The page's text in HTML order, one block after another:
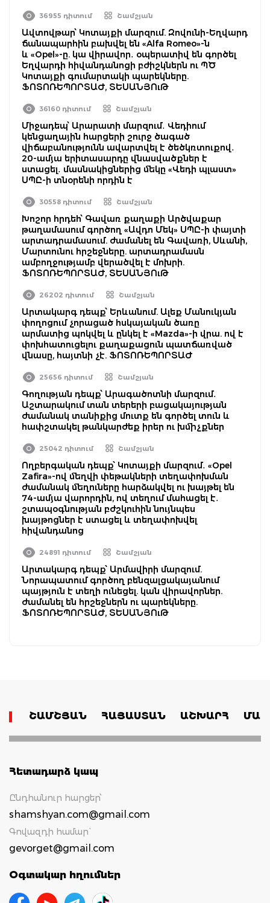
36955 դիտում Շամշյան
Ավտովթար՝ Կոտայքի մարզում. Զովունի-Եղվարդ
ճանապարհին բախվել են «Alfa Romeo»-ն
և «Opel»-ը. կա վիրավոր․ օպերատիվ են գործել
Եղվարդի հիվանդանոցի բժիշկներն ու ՊԾ
Կոտայքի գումարտակի պարեկները.
ՖՈՏՈՌԵՊՈՐՏԱԺ, ՏԵՍԱՆՅՈւԹ
36160 դիտում Շամշյան
Միջադեպ՝ Արարատի մարզում․ Վեդիում
կենցաղային հարցերի շուրջ ծագած
վիճաբանությունն ավարտվել է ծեծկռտուքով․
20-ամյա երիտասարդը վնասվածքներ է
ստացել․ մասնակիցներից մեկը «Վեդի պլաստ»
ՍՊԸ-ի տնօրենի որդին է
30558 դիտում Շամշյան
Խոշոր հրդեհ՝ Գավառ քաղաքի Արծվաքար
թաղամասում գործող «Ավդո Մեկ» ՍՊԸ-ի փայտի
արտադրամասում. ժամանել են Գավառի, Սևանի,
Մարտունու հրշեջները. արտադրամասն
ամբողջությամբ վերածվել է մոխրի.
ՖՈՏՈՌԵՊՈՐՏԱԺ, ՏԵՍԱՆՅՈւԹ
26202 դիտում Շամշյան
Արտակարգ դեպք՝ Երևանում. Ալեք Մանուկյան
փողոցում չորացած հսկայական ծառը
արմատից պոկվել և ընկել է «Mazda»-ի վրա. ով է
փոխհատուցելու քաղաքացուն պատճառված
վնասը, հայտնի չէ. ՖՈՏՈՌԵՊՈՐՏԱԺ
25656 դիտում Շամշյան
Գողության դեպք՝ Արագածոտնի մարզում․
Աշտարակում տան տերերի բացակայության
ժամանակ տանիքից մուտք են գործել տուն և
հափշտակել թանկարժեք իրեր ու խմիչքներ
25042 դիտում Շամշյան
Ողբերգական դեպք՝ Կոտայքի մարզում․ «Opel
Zafira»-ով մեղվի փեթակների տեղափոխման
ժամանակ մեղուները հարձակվել ու խայթել են
74-ամյա վարորդին, ով տեղում մահացել է․
շտապօգնության բժշկուհին նույնպես
խայթոցներ է ստացել և տեղափոխվել
հիվանդանոց
24891 դիտում Շամշյան
Արտակարգ դեպք՝ Արմավիրի մարզում.
Նորապատում գործող բենզալցակայանում
պայթյուն է տեղի ունեցել. կան վիրավորներ.
ժամանել են հրշեջներն ու պարեկները.
ՖՈՏՈՌԵՊՈՐՏԱԺ, ՏԵՍԱՆՅՈւԹ
ՇԱՄՇՅԱՆ ՀԱՅԱՍՏԱՆ ԱՇԽԱՐՀ
Հետադարձ կապ
Ընդհանուր հարցեր՝
shamshyan.com@gmail.com
Գովազդի համար`
gevorget@gmail.com
Օգտակար հղումներ